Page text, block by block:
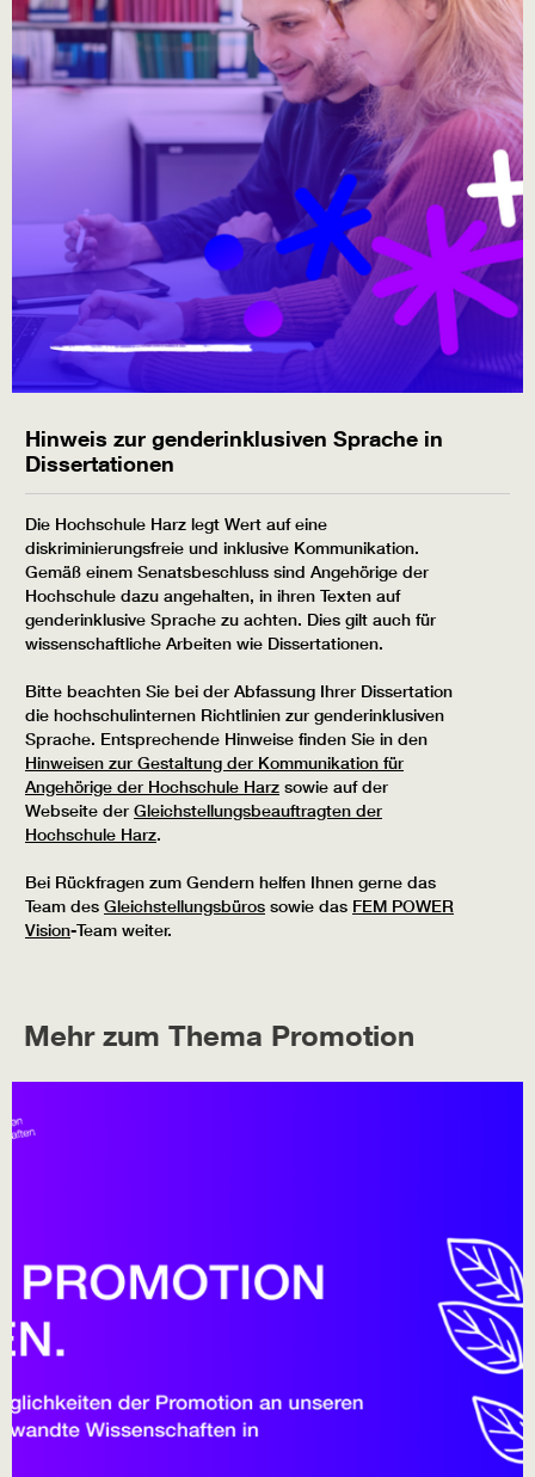
Hinweis zur genderinklusiven Sprache in
Dissertationen
Die Hochschule Harz legt Wert auf eine
diskriminierungsfreie und inklusive Kommunikation.
Gemäß einem Senatsbeschluss sind Angehörige der
Hochschule dazu angehalten, in ihren Texten auf
genderinklusive Sprache zu achten. Dies gilt auch für
wissenschaftliche Arbeiten wie Dissertationen.
Bitte beachten Sie bei der Abfassung Ihrer Dissertation
die hochschulinternen Richtlinien zur genderinklusiven
Sprache. Entsprechende Hinweise finden Sie in den
Hinweisen zur Gestaltung der Kommunikation für
Angehörige der Hochschule Harz sowie auf der
Webseite der Gleichstellungsbeauftragten der
Hochschule Harz.
Bei Rückfragen zum Gendern helfen Ihnen gerne das
Team des Gleichstellungsbüros sowie das FEM POWER
Vision-Team weiter.
Mehr zum Thema Promotion